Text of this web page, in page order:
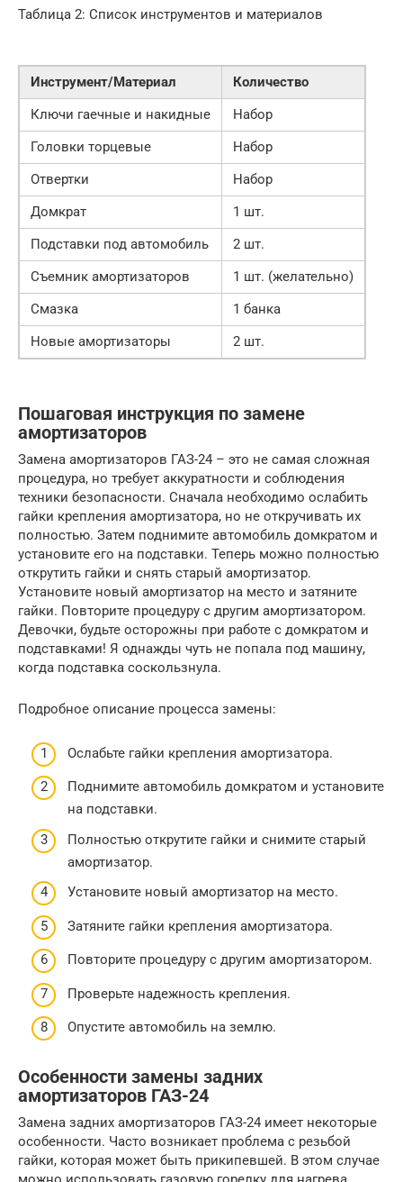
Таблица 2: Список инструментов и материалов
Инструмент/Материал
Количество
Ключи гаечные и накидные
Набор
Головки торцевые
Набор
Отвертки
Набор
Домкрат
1 шт.
Подставки под автомобиль
2 шт.
Съемник амортизаторов
1 шт. (желательно)
Смазка
1 банка
Новые амортизаторы
2 шт.
Пошаговая инструкция по замене
амортизаторов
Замена амортизаторов ГАЗ-24 – это не самая сложная
процедура, но требует аккуратности и соблюдения
техники безопасности. Сначала необходимо ослабить
гайки крепления амортизатора, но не откручивать их
полностью. Затем поднимите автомобиль домкратом и
установите его на подставки. Теперь можно полностью
открутить гайки и снять старый амортизатор.
Установите новый амортизатор на место и затяните
гайки. Повторите процедуру с другим амортизатором.
Девочки, будьте осторожны при работе с домкратом и
подставками! Я однажды чуть не попала под машину,
когда подставка соскользнула.
Подробное описание процесса замены:
Ослабьте гайки крепления амортизатора.
Поднимите автомобиль домкратом и установите
на подставки.
Полностью открутите гайки и снимите старый
амортизатор.
Установите новый амортизатор на место.
Затяните гайки крепления амортизатора.
Повторите процедуру с другим амортизатором.
Проверьте надежность крепления.
Опустите автомобиль на землю.
Особенности замены задних
амортизаторов ГАЗ-24
Замена задних амортизаторов ГАЗ-24 имеет некоторые
особенности. Часто возникает проблема с резьбой
гайки, которая может быть прикипевшей. В этом случае